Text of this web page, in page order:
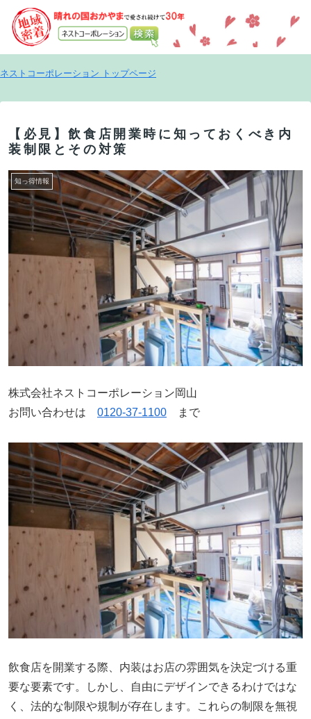
ネストコーポレーション トップページ
【必見】飲食店開業時に知っておくべき内
装制限とその対策
知っ得情報
株式会社ネストコーポレーション岡山
お問い合わせは 0120-37-1100 まで
飲食店を開業する際、内装はお店の雰囲気を決定づける重
要な要素です。しかし、自由にデザインできるわけではな
く、法的な制限や規制が存在します。これらの制限を無視